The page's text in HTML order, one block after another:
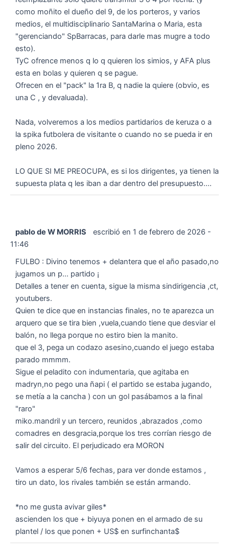
como moñito el dueño del 9, de los porteros, y varios
medios, el multidisciplinario SantaMarina o Maria, esta
"gerenciando" SpBarracas, para darle mas mugre a todo
esto).
TyC ofrence menos q lo q quieren los simios, y AFA plus
esta en bolas y quieren q se pague.
Ofrecen en el "pack" la 1ra B, q nadie la quiere (obvio, es
una C , y devaluada).
Nada, volveremos a los medios partidarios de keruza o a
la spika futbolera de visitante o cuando no se pueda ir en
pleno 2026.
LO QUE SI ME PREOCUPA, es si los dirigentes, ya tienen la
supuesta plata q les iban a dar dentro del presupuesto....
pablo de W MORRIS escribió en 1 de febrero de 2026 -
11:46
FULBO : Divino tenemos + delantera que el año pasado,no
jugamos un p... partido ¡
Detalles a tener en cuenta, sigue la misma sindirigencia ,ct,
youtubers.
Quien te dice que en instancias finales, no te aparezca un
arquero que se tira bien ,vuela,cuando tiene que desviar el
balón, no llega porque no estiro bien la manito.
que el 3, pega un codazo asesino,cuando el juego estaba
parado mmmm.
Sigue el peladito con indumentaria, que agitaba en
madryn,no pego una ñapi ( el partido se estaba jugando,
se metía a la cancha ) con un gol pasábamos a la final
"raro"
miko.mandril y un tercero, reunidos ,abrazados ,como
comadres en desgracia,porque los tres corrían riesgo de
salir del circuito. El perjudicado era MORON
Vamos a esperar 5/6 fechas, para ver donde estamos ,
tiro un dato, los rivales también se están armando.
*no me gusta avivar giles*
ascienden los que + biyuya ponen en el armado de su
plantel / los que ponen + US$ en surfinchanta$